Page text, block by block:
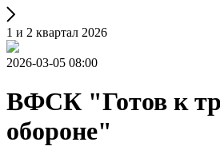
1 и 2 квартал 2026
2026-03-05 08:00
ВФСК "Готов к
обороне"